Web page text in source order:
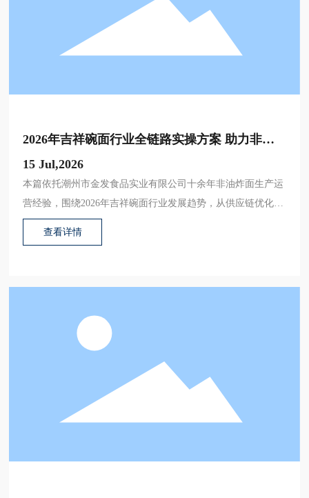
2026年吉祥碗面行业全链路实操方案 助力非油
炸面厂商提质拓市增收
15 Jul,2026
本篇依托潮州市金发食品实业有限公司十余年非油炸面生产运
营经验，围绕2026年吉祥碗面行业发展趋势，从供应链优化、
产品创新、渠道布局、营销落地等维度输出可直接落地的全链
查看详情